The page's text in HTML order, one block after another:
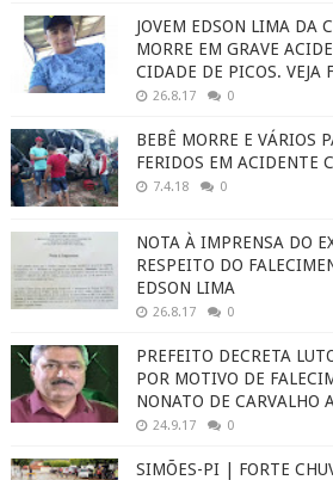
JOVEM EDSON LIMA DA
MORRE EM GRAVE
CIDADE DE PICOS. VEJA
26.8.17 0
BEBÊ MORRE E VÁRIOS
FERIDOS EM ACIDENTE
7.4.18 0
NOTA À IMPRENSA DO
RESPEITO DO
EDSON LIMA
26.8.17 0
PREFEITO DECRETA
POR MOTIVO DE
NONATO DE CARVALHO
24.9.17 0
SIMÕES-PI | FORTE